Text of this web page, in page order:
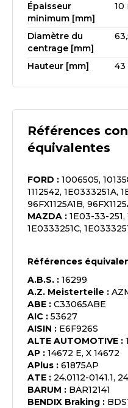
Épaisseur
minimum [mm]
10
Diamètre du
centrage [mm]
Hauteur [mm] 43
Références
équivalentes
FORD : 1006505,
1112542, 1E0333251A,
96FX1125A1B,
MAZDA : 1E03-33-251,
1E0333251C,
Références
A.B.S. : 16299
A.Z. Meisterteile :
ABE : C33065ABE
AIC : 53627
AISIN : E6F926S
ALTE AUTOMOTIVE :
AP : 14672 E, X 14672
APlus : 61875AP
ATE : 24.0112-0141.1,
BARUM : BAR12141
BENDIX Braking :